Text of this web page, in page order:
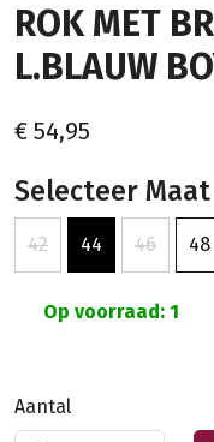
ROK MET
L.BLAUW
€ 54,95
Selecteer Maat
42 44 46 48
Op voorraad: 1
Aantal